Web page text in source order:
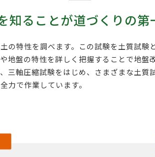
知ることが道づくりの第
の特性を調べます。この試験を土質試験
地盤の特性を詳しく把握することで地盤
三軸圧縮試験をはじめ、さまざまな土質
力で作業しています。